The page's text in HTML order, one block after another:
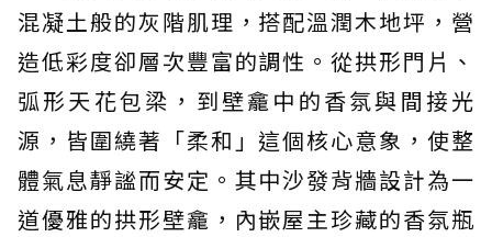
混凝土般的灰階肌理，搭配溫潤木地坪，營
造低彩度卻層次豐富的調性。從拱形門片、
弧形天花包梁，到壁龕中的香氛與間接光
源，皆圍繞著「柔和」這個核心意象，使整
體氣息靜謐而安定。其中沙發背牆設計為一
道優雅的拱形壁龕，內嵌屋主珍藏的香氛瓶